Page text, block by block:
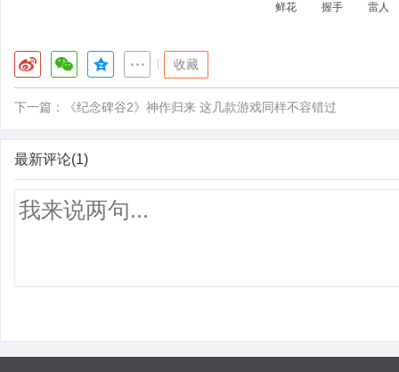
鲜花 握手 雷人
收藏
下一篇： 《纪念碑谷2》神作归来 这几款游戏同样不容错过
最新评论(1)